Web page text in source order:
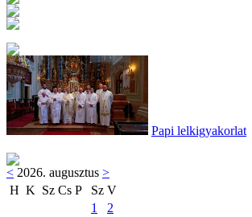
Papi lelkigyakorlat
< 2026. augusztus >
H K Sz Cs P Sz V
1
2